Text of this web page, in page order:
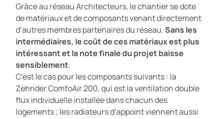
Grâce au réseau Architecteurs, le chantier se dote
de matériaux et de composants venant directement
d’autres membres partenaires du réseau.Sans les
intermédiaires, le coût de ces matériaux est plus
intéressant et la note finale du projet baisse
sensiblement.
C’est le cas pour les composants suivants : la
Zehnder ComfoAir 200, qui est la ventilation double
flux individuelle installée dans chacun des
logements ; les radiateurs d’appoint viennent aussi